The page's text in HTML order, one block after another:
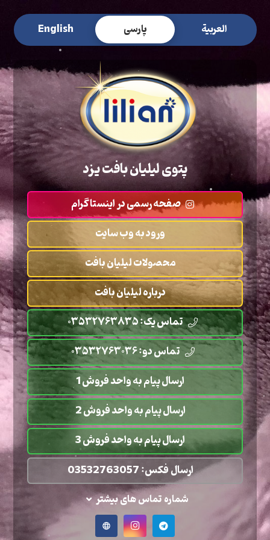
العربیة پارسی English
پتوی لیلیان بافت یزد
صفحه رسمی در اینستاگرام
ورود به وب سایت
محصولات لیلیان بافت
درباره لیلیان بافت
تماس یک: ۰۳۵۳۲۷۶۳۸۳۵
تماس دو: ۰۳۵۳۲۷۶۳۰۳۶
ارسال پیام به واحد فروش 1
ارسال پیام به واحد فروش 2
ارسال پیام به واحد فروش 3
ارسال فکس: 03532763057
شماره تماس های بیشتر
language